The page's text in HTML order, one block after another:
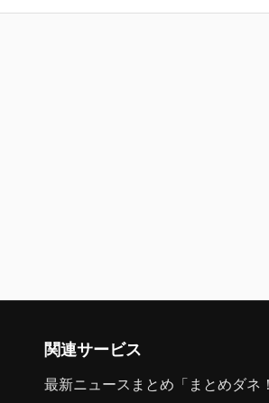
関連サービス
最新ニュースまとめ「まとめダネ